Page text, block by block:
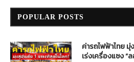
POPULAR POSTS
ค่ารถไฟฟ้าไทย
เร่งเครื่องแซง